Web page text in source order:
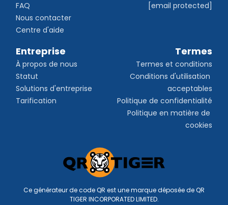
FAQ
Nous contacter
Centre d'aide
[email protected]
Entreprise
À propos de nous
Statut
Solutions d'entreprise
Tarification
Termes
Termes et conditions
Conditions d'utilisation
acceptables
Politique de confidentialité
Politique en matière de
cookies
Ce générateur de code QR est une marque déposée de QR
TIGER INCORPORATED LIMITED.